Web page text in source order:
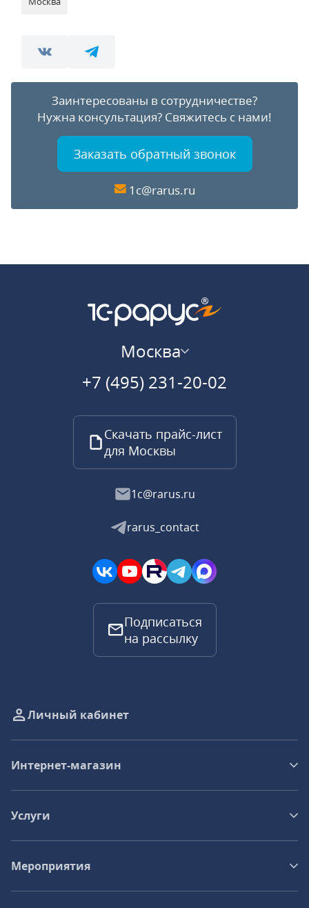
Заинтересованы в сотрудничестве?
Нужна консультация? Свяжитесь с нами!
Заказать обратный звонок
1c@rarus.ru
Москва
+7 (495) 231-20-02
Скачать прайс-лист
для Москвы
1c@rarus.ru
rarus_contact
Подписаться
на рассылку
Личный кабинет
Интернет-магазин
Услуги
Мероприятия